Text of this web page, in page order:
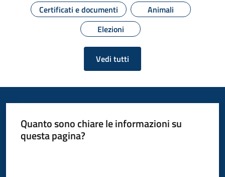
Certificati e documenti
Animali
Elezioni
Vedi tutti
Quanto sono chiare le informazioni su
questa pagina?